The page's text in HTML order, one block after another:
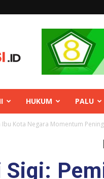
HUKUM PALU
Kota Negara Momentum
Sigi: